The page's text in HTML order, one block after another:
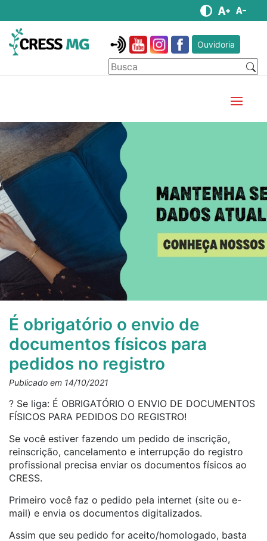
Ouvidoria
É obrigatório o envio de
documentos físicos para
pedidos no registro
Publicado em 14/10/2021
? Se liga: É OBRIGATÓRIO O ENVIO DE DOCUMENTOS
FÍSICOS PARA PEDIDOS DO REGISTRO!
Se você estiver fazendo um pedido de inscrição,
reinscrição, cancelamento e interrupção do registro
profissional precisa enviar os documentos físicos ao
CRESS.
Primeiro você faz o pedido pela internet (site ou e-
mail) e envia os documentos digitalizados.
Assim que seu pedido for aceito/homologado, basta